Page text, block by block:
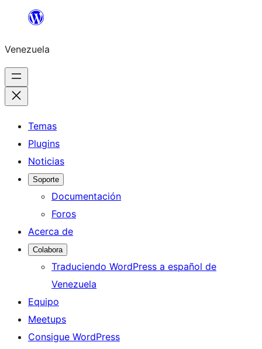
Saltar
contenido
Venezuela
Temas
Plugins
Noticias
Soporte
Documentación
Foros
Acerca de
Colabora
Traduciendo WordPress a español de
Venezuela
Equipo
Meetups
Consigue WordPress